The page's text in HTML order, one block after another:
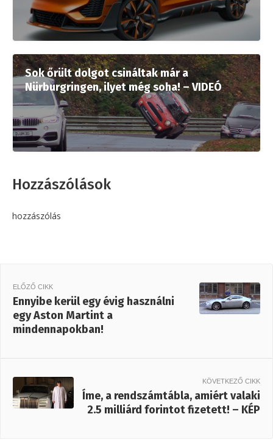
Sok őrült dolgot csináltak már a
Nürburgringen, ilyet még soha! – VIDEÓ
Hozzászólások
hozzászólás
ELŐZŐ CIKK
Ennyibe kerül egy évig használni
egy Aston Martint a
mindennapokban!
KÖVETKEZŐ CIKK
Íme, a rendszámtábla, amiért valaki
2.5 milliárd forintot fizetett! – KÉP